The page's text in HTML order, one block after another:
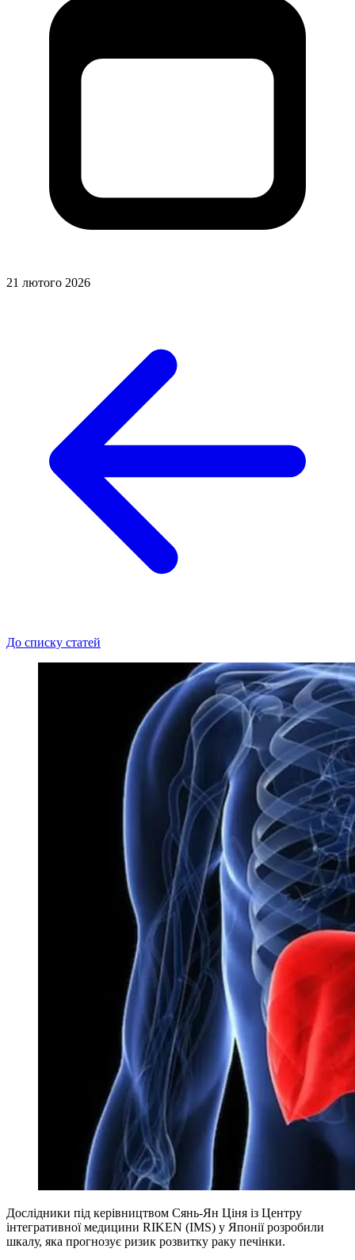
21 лютого 2026
До списку статей
Дослідники під керівництвом Сянь-Ян Ціня із Центру
інтегративної медицини RIKEN (IMS) у Японії розробили
шкалу, яка прогнозує ризик розвитку раку печінки.